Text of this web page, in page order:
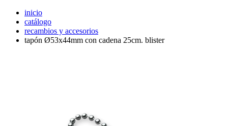
inicio
catálogo
recambios y accesorios
tapón Ø53x44mm con cadena 25cm. blister